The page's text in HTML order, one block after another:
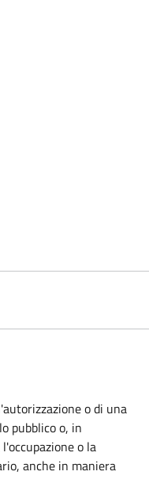
o di una
pubblico o, in
o la
anche in maniera